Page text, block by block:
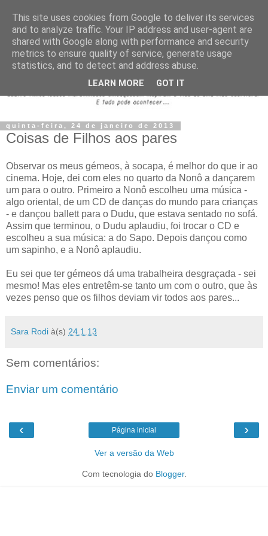
quinta-feira, 24 de janeiro de 2013
Coisas de Filhos aos pares
Observar os meus gémeos, à socapa, é melhor do que ir ao
cinema. Hoje, dei com eles no quarto da Nonô a dançarem
um para o outro. Primeiro a Nonô escolheu uma música -
algo oriental, de um CD de danças do mundo para crianças
- e dançou ballett para o Dudu, que estava sentado no sofá.
Assim que terminou, o Dudu aplaudiu, foi trocar o CD e
escolheu a sua música: a do Sapo. Depois dançou como
um sapinho, e a Nonô aplaudiu.
Eu sei que ter gémeos dá uma trabalheira desgraçada - sei
mesmo! Mas eles entretêm-se tanto um com o outro, que às
vezes penso que os filhos deviam vir todos aos pares...
Sara Rodi à(s) 24.1.13
Sem comentários:
Enviar um comentário
‹ ›
Página inicial
Ver a versão da Web
Com tecnologia do Blogger.
This site uses cookies from Google to deliver its services
and to analyze traffic. Your IP address and user-agent are
shared with Google along with performance and security
metrics to ensure quality of service, generate usage
statistics, and to detect and address abuse.
LEARN MORE GOT IT